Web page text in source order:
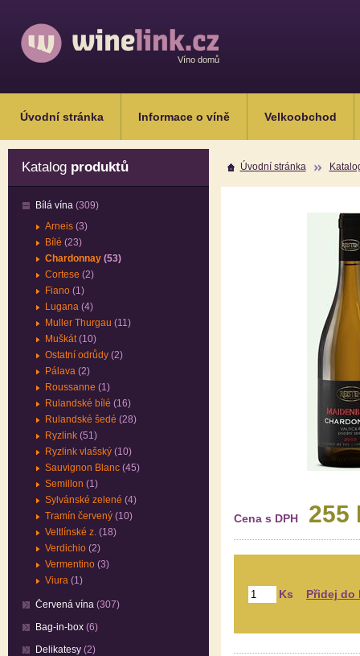
Víno domů
Úvodní stránka Informace o víně Velkoobchod
Katalog produktů
Bílá vína (309)
Arneis (3)
Bílé (23)
Chardonnay (53)
Cortese (2)
Fiano (1)
Lugana (4)
Muller Thurgau (11)
Muškát(10)
Ostatní odrůdy (2)
Pálava (2)
Roussanne (1)
Rulandské bílé (16)
Rulandské šedé (28)
Ryzlink (51)
Ryzlink vlašský (10)
Sauvignon Blanc (45)
Semillon (1)
Sylvánské zelené (4)
Tramín červený (10)
Veltlínské z. (18)
Verdichio (2)
Vermentino (3)
Viura (1)
Červená vína (307)
Bag-in-box (6)
Delikatesy (2)
Úvodní stránka
Cena s DPH 255
Ks